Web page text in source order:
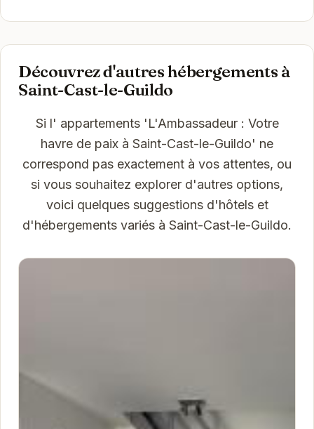
Découvrez d'autres hébergements à
Saint-Cast-le-Guildo
Si l' appartements 'L'Ambassadeur : Votre
havre de paix à Saint-Cast-le-Guildo' ne
correspond pas exactement à vos attentes, ou
si vous souhaitez explorer d'autres options,
voici quelques suggestions d'hôtels et
d'hébergements variés à Saint-Cast-le-Guildo.